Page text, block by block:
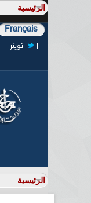
Français
تويتر